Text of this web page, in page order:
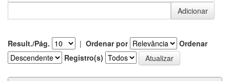
Result./Pág. | Ordenar por
Ordenar
Registro(s)